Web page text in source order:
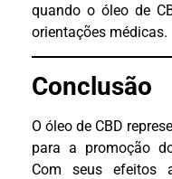
quando o óleo de
orientações médicas.
Conclusão
O óleo de CBD
para a promoção
Com seus efeitos